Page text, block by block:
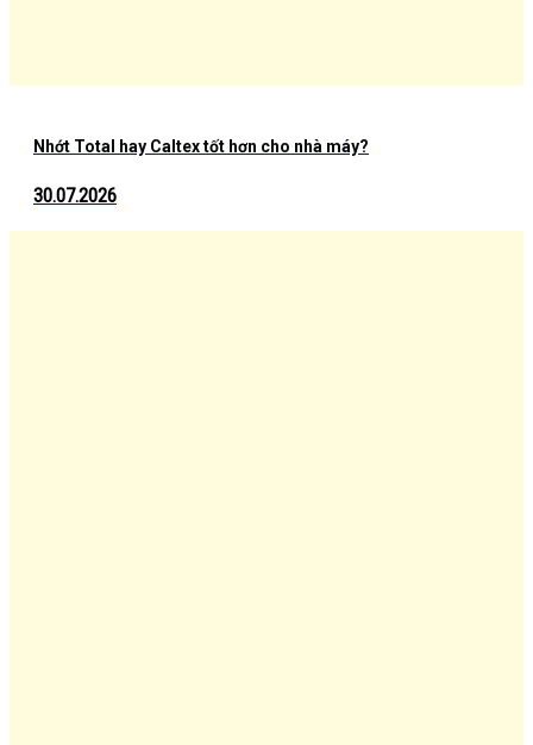
Nhớt Total hay Caltex tốt hơn cho nhà máy?
30.07.2026